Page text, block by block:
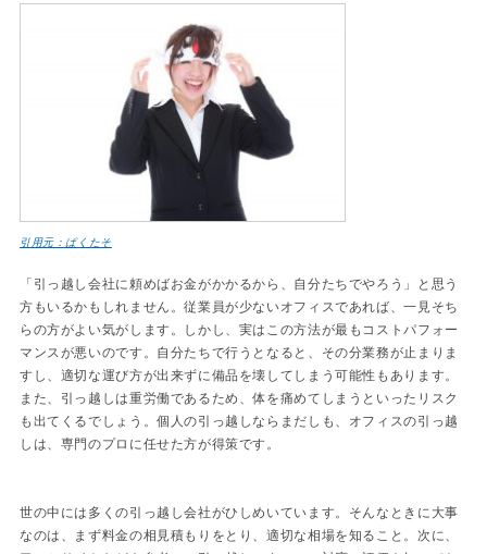
引用元：ぱくたそ
「引っ越し会社に頼めばお金がかかるから、自分たちでやろう」と思う
方もいるかもしれません。従業員が少ないオフィスであれば、一見そち
らの方がよい気がします。しかし、実はこの方法が最もコストパフォー
マンスが悪いのです。自分たちで行うとなると、その分業務が止まりま
すし、適切な運び方が出来ずに備品を壊してしまう可能性もあります。
また、引っ越しは重労働であるため、体を痛めてしまうといったリスク
も出てくるでしょう。個人の引っ越しならまだしも、オフィスの引っ越
しは、専門のプロに任せた方が得策です。
世の中には多くの引っ越し会社がひしめいています。そんなときに大事
なのは、まず料金の相見積もりをとり、適切な相場を知ること。次に、